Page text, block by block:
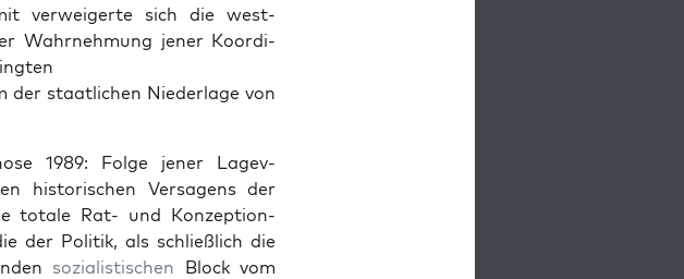
ver­weigerte sich die west­
Wahrnehmung jen­er Koor­di­
der staatlichen Nieder­lage von
1989: Folge jen­er Lagev­
his­torischen Ver­sagens der
totale Rat- und Konzep­tion­
der Poli­tik, als schließlich die
sozial­is­tis­chen Block vom